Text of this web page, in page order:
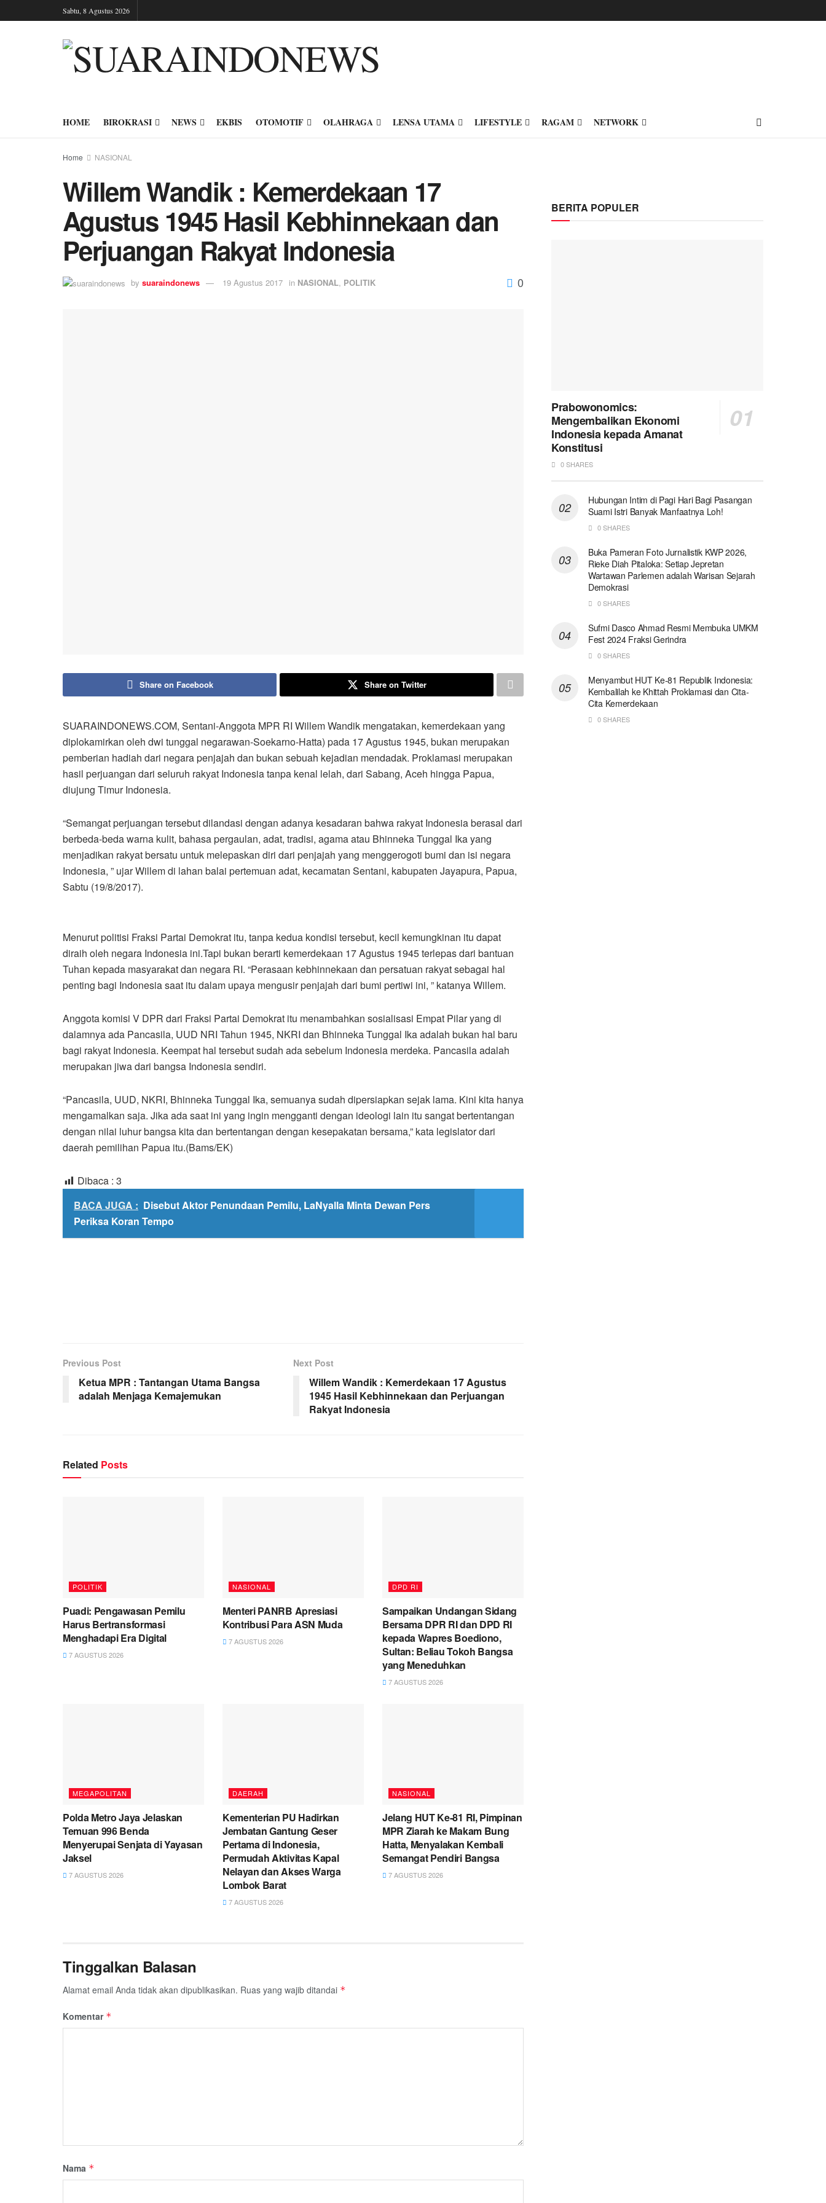
Sabtu, 8 Agustus 2026
HOME BIROKRASI NEWS EKBIS OTOMOTIF OLAHRAGA LENSA UTAMA LIFESTYLE RAGAM NETWORK
Home NASIONAL
Willem Wandik : Kemerdekaan 17
Agustus 1945 Hasil Kebhinnekaan dan
Perjuangan Rakyat Indonesia
by suaraindonews 19 Agustus 2017 in NASIONAL, POLITIK 0
Share on Facebook Share on Twitter
SUARAINDONEWS.COM, Sentani-Anggota MPR RI Willem Wandik mengatakan, kemerdekaan yang
diplokamirkan oleh dwi tunggal negarawan-Soekarno-Hatta) pada 17 Agustus 1945, bukan merupakan
pemberian hadiah dari negara penjajah dan bukan sebuah kejadian mendadak. Proklamasi merupakan
hasil perjuangan dari seluruh rakyat Indonesia tanpa kenal lelah, dari Sabang, Aceh hingga Papua,
diujung Timur Indonesia.
“Semangat perjuangan tersebut dilandasi dengan adanya kesadaran bahwa rakyat Indonesia berasal dari
berbeda-beda warna kulit, bahasa pergaulan, adat, tradisi, agama atau Bhinneka Tunggal Ika yang
menjadikan rakyat bersatu untuk melepaskan diri dari penjajah yang menggerogoti bumi dan isi negara
Indonesia, ” ujar Willem di lahan balai pertemuan adat, kecamatan Sentani, kabupaten Jayapura, Papua,
Sabtu (19/8/2017).
Menurut politisi Fraksi Partai Demokrat itu, tanpa kedua kondisi tersebut, kecil kemungkinan itu dapat
diraih oleh negara Indonesia ini.Tapi bukan berarti kemerdekaan 17 Agustus 1945 terlepas dari bantuan
Tuhan kepada masyarakat dan negara RI. “Perasaan kebhinnekaan dan persatuan rakyat sebagai hal
penting bagi Indonesia saat itu dalam upaya mengusir penjajah dari bumi pertiwi ini, ” katanya Willem.
Anggota komisi V DPR dari Fraksi Partai Demokrat itu menambahkan sosialisasi Empat Pilar yang di
dalamnya ada Pancasila, UUD NRI Tahun 1945, NKRI dan Bhinneka Tunggal Ika adalah bukan hal baru
bagi rakyat Indonesia. Keempat hal tersebut sudah ada sebelum Indonesia merdeka. Pancasila adalah
merupakan jiwa dari bangsa Indonesia sendiri.
“Pancasila, UUD, NKRI, Bhinneka Tunggal Ika, semuanya sudah dipersiapkan sejak lama. Kini kita hanya
mengamalkan saja. Jika ada saat ini yang ingin mengganti dengan ideologi lain itu sangat bertentangan
dengan nilai luhur bangsa kita dan bertentangan dengan kesepakatan bersama,” kata legislator dari
daerah pemilihan Papua itu.(Bams/EK)
Dibaca : 3
BACA JUGA : Disebut Aktor Penundaan Pemilu, LaNyalla Minta Dewan Pers
Periksa Koran Tempo
Previous Post
Ketua MPR : Tantangan Utama Bangsa
adalah Menjaga Kemajemukan
Next Post
Willem Wandik : Kemerdekaan 17 Agustus
1945 Hasil Kebhinnekaan dan Perjuangan
Rakyat Indonesia
Related Posts
POLITIK
Puadi: Pengawasan Pemilu
Harus Bertransformasi
Menghadapi Era Digital
7 AGUSTUS 2026
NASIONAL
Menteri PANRB Apresiasi
Kontribusi Para ASN Muda
7 AGUSTUS 2026
DPD RI
Sampaikan Undangan Sidang
Bersama DPR RI dan DPD RI
kepada Wapres Boediono,
Sultan: Beliau Tokoh Bangsa
yang Meneduhkan
7 AGUSTUS 2026
MEGAPOLITAN
Polda Metro Jaya Jelaskan
Temuan 996 Benda
Menyerupai Senjata di Yayasan
Jaksel
7 AGUSTUS 2026
DAERAH
Kementerian PU Hadirkan
Jembatan Gantung Geser
Pertama di Indonesia,
Permudah Aktivitas Kapal
Nelayan dan Akses Warga
Lombok Barat
7 AGUSTUS 2026
NASIONAL
Jelang HUT Ke-81 RI, Pimpinan
MPR Ziarah ke Makam Bung
Hatta, Menyalakan Kembali
Semangat Pendiri Bangsa
7 AGUSTUS 2026
Tinggalkan Balasan
Alamat email Anda tidak akan dipublikasikan. Ruas yang wajib ditandai *
Komentar *
Nama *
BERITA POPULER
Prabowonomics:
Mengembalikan Ekonomi
Indonesia kepada Amanat
Konstitusi
0 SHARES
Hubungan Intim di Pagi Hari Bagi Pasangan
Suami Istri Banyak Manfaatnya Loh!
0 SHARES
Buka Pameran Foto Jurnalistik KWP 2026,
Rieke Diah Pitaloka: Setiap Jepretan
Wartawan Parlemen adalah Warisan Sejarah
Demokrasi
0 SHARES
Sufmi Dasco Ahmad Resmi Membuka UMKM
Fest 2024 Fraksi Gerindra
0 SHARES
Menyambut HUT Ke-81 Republik Indonesia:
Kembalilah ke Khittah Proklamasi dan Cita-
Cita Kemerdekaan
0 SHARES